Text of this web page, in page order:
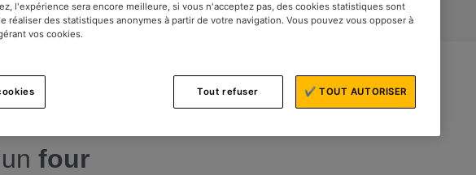
de votre
four
l'expérience sera encore meilleure, si vous n'acceptez pas, des cookies statistiques sont
réaliser des statistiques anonymes à partir de votre navigation. Vous pouvez vous opposer à
vos cookies.
Tout refuser ✔ TOUT AUTORISER